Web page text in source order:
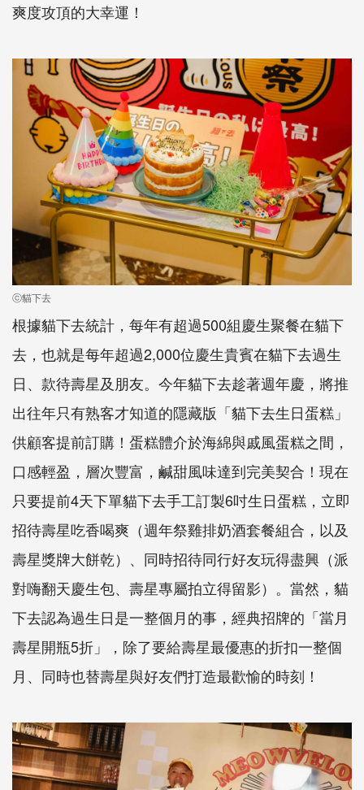
爽度攻頂的大幸運！
ⓒ貓下去
根據貓下去統計，每年有超過500組慶生聚餐在貓下
去，也就是每年超過2,000位慶生貴賓在貓下去過生
日、款待壽星及朋友。今年貓下去趁著週年慶，將推
出往年只有熟客才知道的隱藏版「貓下去生日蛋糕」
供顧客提前訂購！蛋糕體介於海綿與戚風蛋糕之間，
口感輕盈，層次豐富，鹹甜風味達到完美契合！現在
只要提前4天下單貓下去手工訂製6吋生日蛋糕，立即
招待壽星吃香喝爽（週年祭雞排奶酒套餐組合，以及
壽星獎牌大餅乾）、同時招待同行好友玩得盡興（派
對嗨翻天慶生包、壽星專屬拍立得留影）。當然，貓
下去認為過生日是一整個月的事，經典招牌的「當月
壽星開瓶5折」，除了要給壽星最優惠的折扣一整個
月、同時也替壽星與好友們打造最歡愉的時刻！